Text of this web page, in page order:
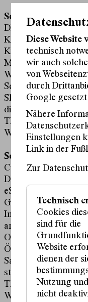
Schauspielhaus
DESPIECE
Kosmos Theater
Kunstfest Weimar
MUK – Musik und
Wien
Schauspielhaus Graz
Slowakischen
divadlo, Bratislava
TEATA
Wiener Festwochen
Schauspielhaus
Culturall
Deutschlandfunk
eSeL
Goodnight.at
Institut für
angewandte Kunst
ORLANDO
Ö1
Sala Beckett/
steirischer herbst
Theater der Jugend
WIENER
Diese Website
technisch
wir auch
von
durch
Google
Nähere
Einstellungen
Link in der
Zur
Technisch
Cookies
sind für die
Website
dienen der
Nutzung
nicht